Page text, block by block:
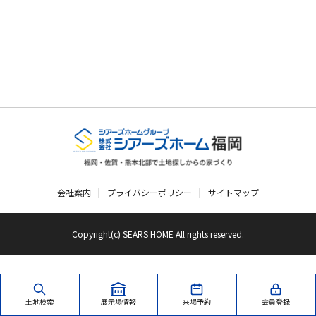
会社案内 プライバシーポリシー サイトマップ
Copyright(c) SEARS HOME All rights reserved.
土地検索 展示場情報 来場予約 会員登録